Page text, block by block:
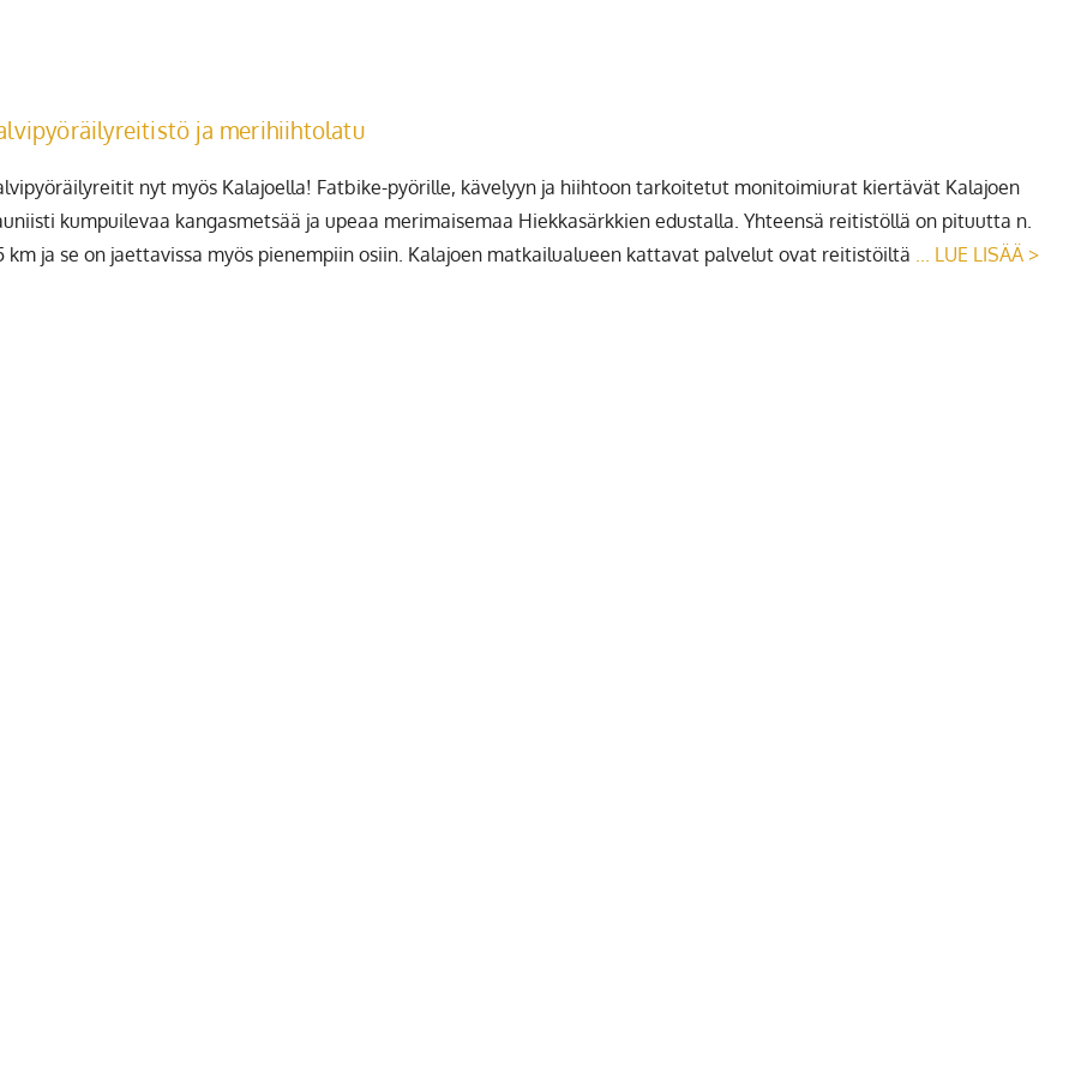
ja merihiihtolatu
nyt myös Kalajoella! Fatbike-pyörille, kävelyyn ja hiihtoon tarkoitetut monitoimiurat kiertävät Kalajoen
kumpuilevaa kangasmetsää ja upeaa merimaisemaa Hiekkasärkkien edustalla. Yhteensä reitistöllä on pituutta n.
km ja se on jaettavissa myös pienempiin osiin. Kalajoen matkailualueen kattavat palvelut ovat reitistöiltä ... LUE LISÄÄ >